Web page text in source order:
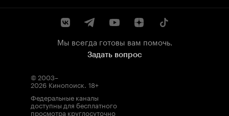
Мы всегда готовы вам помочь.
Задать вопрос
© 2003–
2026 Кинопоиск. 18+
Федеральные каналы
доступны для бесплатного
просмотра круглосуточно